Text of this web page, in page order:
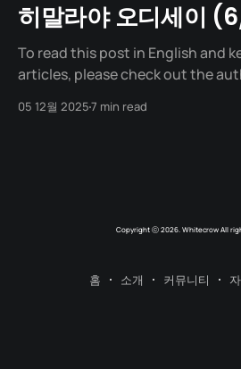
히말라야 오디세이
To read this post in English and
articles, please check out the
요! 동상 걸립니다!" 가이드는 있는 힘껏 소리쳤지만, 바람
05 12월 20257 min read
Copyright ⓒ 2026. Whitecrow All
홈 소개 커뮤니티